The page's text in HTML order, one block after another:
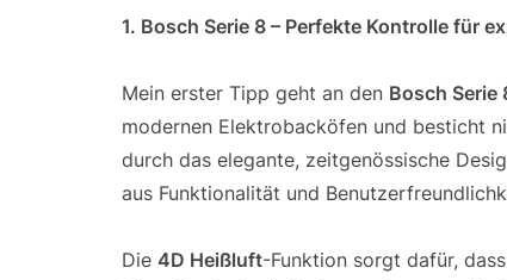
1. Bosch Serie 8 – Perfekte Kontrolle für
Mein erster Tipp geht an den Bosch Serie
modernen Elektrobacköfen und besticht
durch das elegante, zeitgenössische
aus Funktionalität und
Die 4D Heißluft-Funktion sorgt dafür,